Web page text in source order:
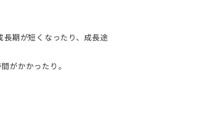
期が短くなったり、成長途
がかかったり。